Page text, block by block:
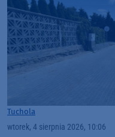
Tuchola
wtorek, 4 sierpnia 2026, 10:06